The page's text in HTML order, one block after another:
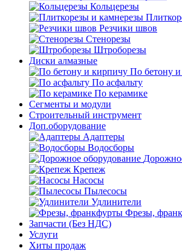
Кольцерезы
Резчики швов
Стенорезы
Штроборезы
Диски алмазные
По бетону
По асфальту
По керамике
Сегменты и модули
Строительный инструмент
Доп.оборудование
Адаптеры
Водосборы
Крепеж
Насосы
Пылесосы
Удлинители
Фрезы,
Запчасти (Без НДС)
Услуги
Хиты продаж